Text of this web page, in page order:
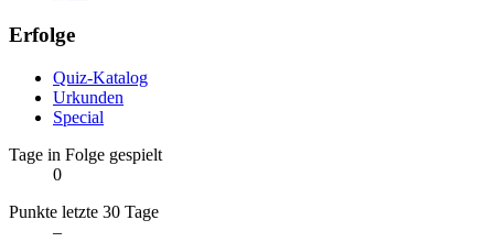
Erfolge
Quiz-Katalog
Urkunden
Special
Tage in Folge gespielt
0
Punkte letzte 30 Tage
–